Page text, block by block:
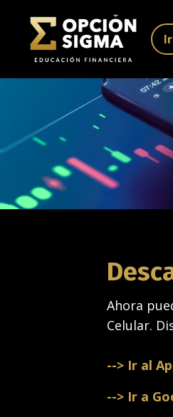
Ahora
Celular.
--> Ir al
--> Ir a